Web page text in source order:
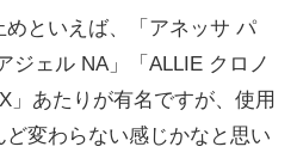
といえば、「アネッサ パ
ジェル NA」「ALLIE クロノ
」あたりが有名ですが、使用
変わらない感じかなと思い